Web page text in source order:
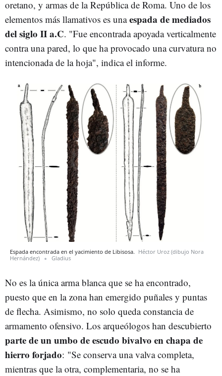
oretano, y armas de la República de Roma. Uno de los
elementos más llamativos es unaespada de mediados
del siglo II a.C. "Fue encontrada apoyada verticalmente
contra una pared, lo que ha provocado una curvatura no
intencionada de la hoja", indica el informe.
Espada encontrada en el yacimiento de Libisosa. Héctor Uroz (dibujo Nora
Hernández)
Gladius
No es la única arma blanca que se ha encontrado,
puesto que en la zona han emergido puñales y puntas
de flecha. Asimismo, no solo queda constancia de
armamento ofensivo. Los arqueólogos han descubierto
parte de un umbo de escudo bivalvo en chapa de
hierro forjado: "Se conserva una valva completa,
mientras que la otra, complementaria, no se ha